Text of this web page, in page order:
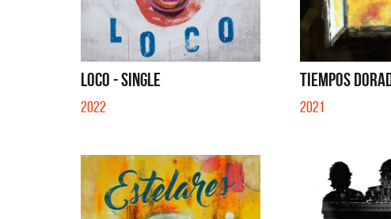
LOCO - SINGLE
2022
TIEMPOS
2021